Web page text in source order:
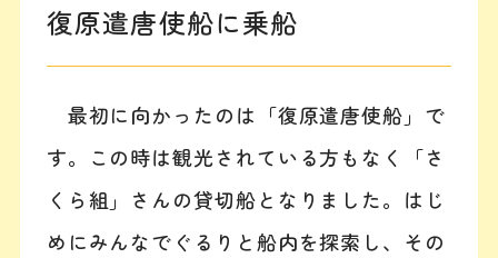
復原遣唐使船に乗船
最初に向かったのは「復原遣唐使船」で
す。この時は観光されている方もなく「さ
くら組」さんの貸切船となりました。はじ
めにみんなでぐるりと船内を探索し、その